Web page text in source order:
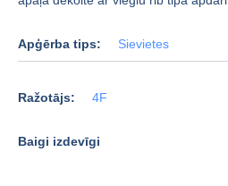
Apģērba tips: Sievietes
Ražotājs: 4F
Baigi izdevīgi